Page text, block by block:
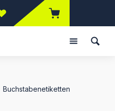
Du hast 0 Produkte auf dem
Buchstabenetiketten